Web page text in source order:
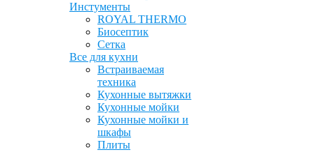
Инстументы
ROYAL THERMO
Биосептик
Сетка
Все для кухни
Встраиваемая
техника
Кухонные вытяжки
Кухонные мойки
Кухонные мойки и
шкафы
Плиты